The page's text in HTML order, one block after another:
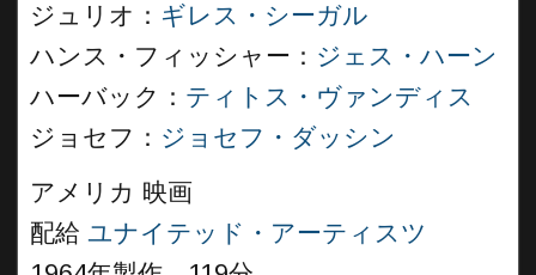
ジュリオ： ギレス・シーガル
ハンス・フィッシャー： ジェス・ハーン
ハーバック： ティトス・ヴァンディス
ジョセフ： ジョセフ・ダッシン
アメリカ 映画
配給 ユナイテッド・アーティスツ